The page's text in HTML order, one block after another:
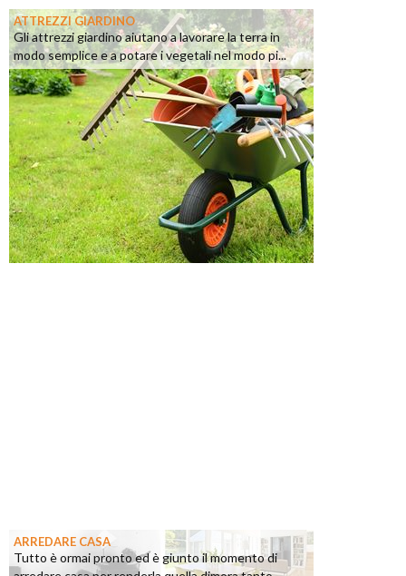
ATTREZZI GIARDINO
Gli attrezzi giardino aiutano a lavorare la terra in
modo semplice e a potare i vegetali nel modo pi...
ARREDARE CASA
Tutto è ormai pronto ed è giunto il momento di